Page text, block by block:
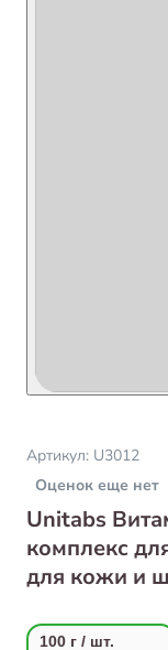
Артикул: U3012
Оценок еще нет
Unitabs
комплекс
для кожи и
100 г / шт.